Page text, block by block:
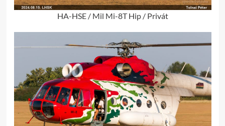
HA-HSE / Mil Mi-8T Hip / Privát